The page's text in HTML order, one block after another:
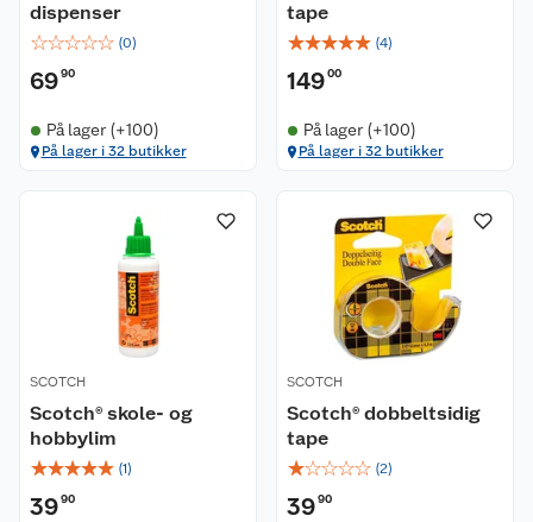
dispenser
☆☆☆☆☆ (0)
6990
På lager (+100)
På lager i 32 butikker
tape
☆☆☆☆☆ (4)
14900
På lager (+100)
På lager i 32 butikker
SCOTCH
Scotch® skole- og
hobbylim
☆☆☆☆☆ (1)
3990
SCOTCH
Scotch® dobbeltsidig
tape
☆☆☆☆☆ (2)
3990